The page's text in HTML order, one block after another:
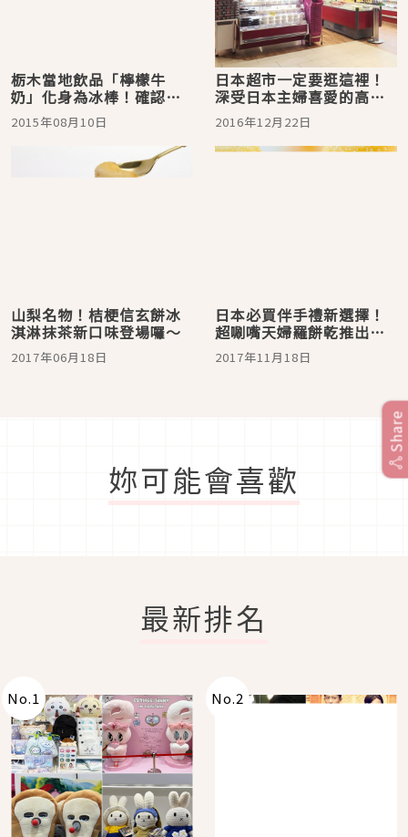
栃木當地飲品「檸檬牛
奶」化身為冰棒！確認看
看其重現功力
2015年08月10日
日本超市一定要逛這裡！
深受日本主婦喜愛的高級
超市：成城石井
2016年12月22日
山梨名物！桔梗信玄餅冰
淇淋抹茶新口味登場囉～
2017年06月18日
日本必買伴手禮新選擇！
超唰嘴天婦羅餅乾推出冬
季限定藍起司口味
2017年11月18日
妳可能會喜歡
最新排名
No.1 No.2
Share